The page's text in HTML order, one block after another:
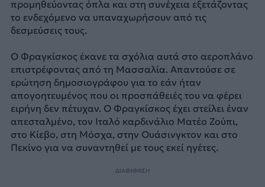
προμηθεύοντας όπλα και στη συνέχεια εξετάζοντας
το ενδεχόμενο να υπαναχωρήσουν από τις
δεσμεύσεις τους.
Ο Φραγκίσκος έκανε τα σχόλια αυτά στο αεροπλάνο
επιστρέφοντας από τη Μασσαλία. Απαντούσε σε
ερώτηση δημοσιογράφου για το εάν ήταν
απογοητευμένος που οι προσπάθειές του να φέρει
ειρήνη δεν πέτυχαν. Ο Φραγκίσκος έχει στείλει έναν
απεσταλμένο, τον Ιταλό καρδινάλιο Ματέο Ζούπι,
στο Κίεβο, στη Μόσχα, στην Ουάσινγκτον και στο
Πεκίνο για να συναντηθεί με τους εκεί ηγέτες.
ΔΙΑΦΗΜΙΣΗ